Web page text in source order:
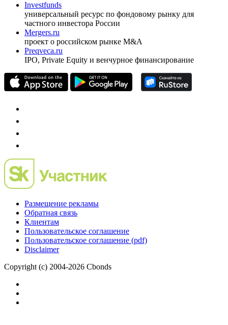
Investfunds
универсальный ресурс по фондовому рынку для
частного инвестора России
Mergers.ru
проект о российском рынке M&A
Preqveca.ru
IPO, Private Equity и венчурное финансирование
Размещение рекламы
Обратная связь
Клиентам
Пользовательское соглашение
Пользовательское соглашение (pdf)
Disclaimer
Copyright (c) 2004-2026 Cbonds